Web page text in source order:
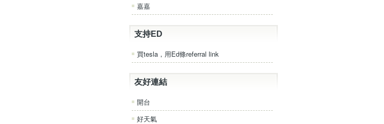
嘉嘉
支持ED
買tesla，用Ed條referral link
友好連結
開台
好天氣